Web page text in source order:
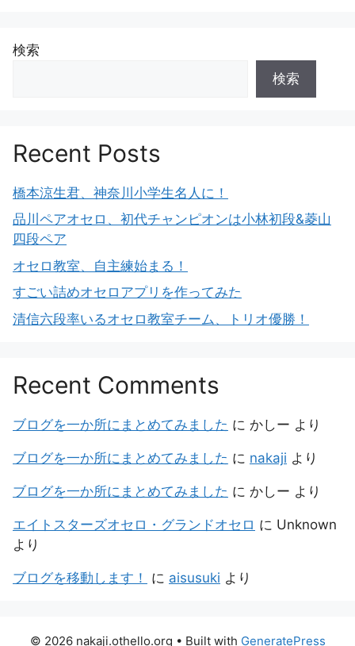
検索
検索
Recent Posts
橋本涼生君、神奈川小学生名人に！
品川ペアオセロ、初代チャンピオンは小林初段&菱山
四段ペア
オセロ教室、自主練始まる！
すごい詰めオセロアプリを作ってみた
清信六段率いるオセロ教室チーム、トリオ優勝！
Recent Comments
ブログを一か所にまとめてみました に かしー より
ブログを一か所にまとめてみました に nakaji より
ブログを一か所にまとめてみました に かしー より
エイトスターズオセロ・グランドオセロ に Unknown
より
ブログを移動します！ に aisusuki より
© 2026 nakaji.othello.org • Built with GeneratePress